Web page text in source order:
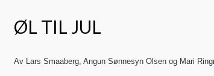
ØL TIL JUL
Av Lars Smaaberg, Angun Sønnesyn Olsen og Mari